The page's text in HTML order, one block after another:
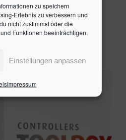
zu speichern
Erlebnis zu verbessern und
nicht zustimmst oder die
Funktionen beeinträchtigen.
Einstellungen anpassen
Impressum
In den Warenkorb